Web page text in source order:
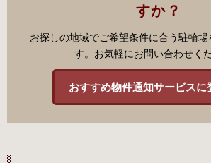
すか？
お探しの地域でご希望条件に合う駐輪場
す。お気軽にお問い合わせく
おすすめ物件通知サービスに